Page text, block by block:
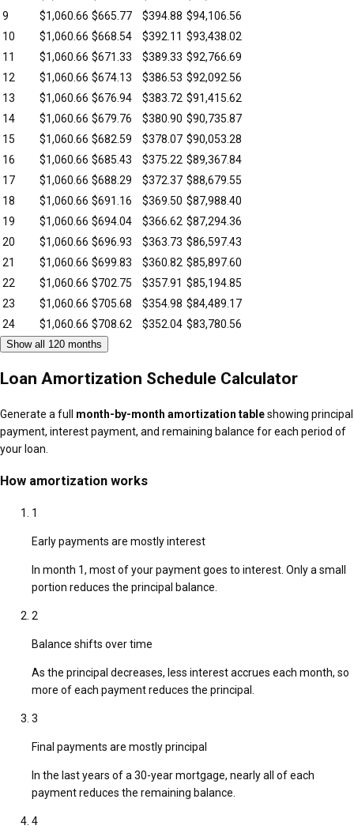
9
$1,060.66 $665.77 $394.88 $94,106.56
10
$1,060.66 $668.54 $392.11 $93,438.02
11
$1,060.66 $671.33 $389.33 $92,766.69
12
$1,060.66 $674.13 $386.53 $92,092.56
13
$1,060.66 $676.94 $383.72 $91,415.62
14
$1,060.66 $679.76 $380.90 $90,735.87
15
$1,060.66 $682.59 $378.07 $90,053.28
16
$1,060.66 $685.43 $375.22 $89,367.84
17
$1,060.66 $688.29 $372.37 $88,679.55
18
$1,060.66 $691.16 $369.50 $87,988.40
19
$1,060.66 $694.04 $366.62 $87,294.36
20
$1,060.66 $696.93 $363.73 $86,597.43
21
$1,060.66 $699.83 $360.82 $85,897.60
22
$1,060.66 $702.75 $357.91 $85,194.85
23
$1,060.66 $705.68 $354.98 $84,489.17
24
$1,060.66 $708.62 $352.04 $83,780.56
Show all 120 months
Loan Amortization Schedule Calculator
Generate a full month-by-month amortization tableshowing principal
payment, interest payment, and remaining balance for each period of
your loan.
How amortization works
1
Early payments are mostly interest
In month 1, most of your payment goes to interest. Only a small
portion reduces the principal balance.
2
Balance shifts over time
As the principal decreases, less interest accrues each month, so
more of each payment reduces the principal.
3
Final payments are mostly principal
In the last years of a 30-year mortgage, nearly all of each
payment reduces the remaining balance.
4